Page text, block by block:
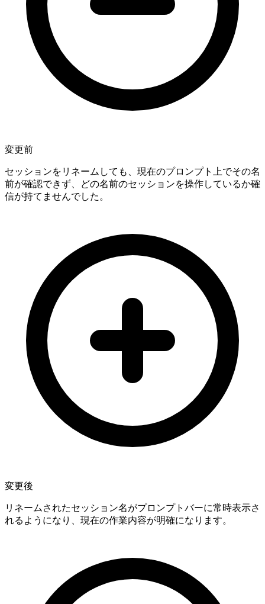
変更前
セッションをリネームしても、現在のプロンプト上でその名
前が確認できず、どの名前のセッションを操作しているか確
信が持てませんでした。
変更後
リネームされたセッション名がプロンプトバーに常時表示さ
れるようになり、現在の作業内容が明確になります。